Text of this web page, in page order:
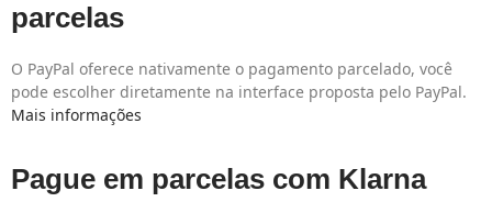
parcelas
O PayPal oferece nativamente o pagamento parcelado, você
pode escolher diretamente na interface proposta pelo PayPal.
Mais informações
Pague em parcelas com Klarna